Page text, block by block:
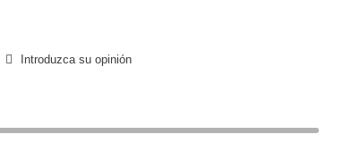
Introduzca su opinión